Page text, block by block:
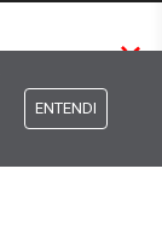
ENTENDI